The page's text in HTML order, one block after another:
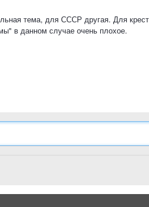
тема, для СССР другая. Для
в данном случае очень плохое.